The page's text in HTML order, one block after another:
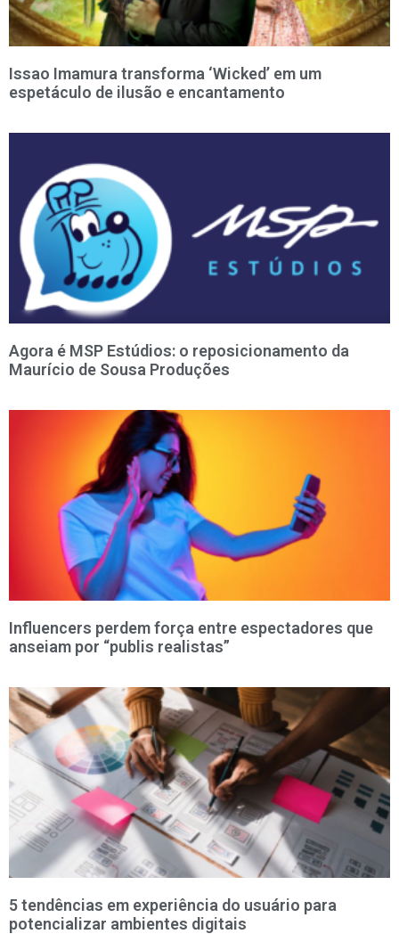
Issao Imamura transforma ‘Wicked’ em um
espetáculo de ilusão e encantamento
Agora é MSP Estúdios: o reposicionamento da
Maurício de Sousa Produções
Influencers perdem força entre espectadores que
anseiam por “publis realistas”
5 tendências em experiência do usuário para
potencializar ambientes digitais